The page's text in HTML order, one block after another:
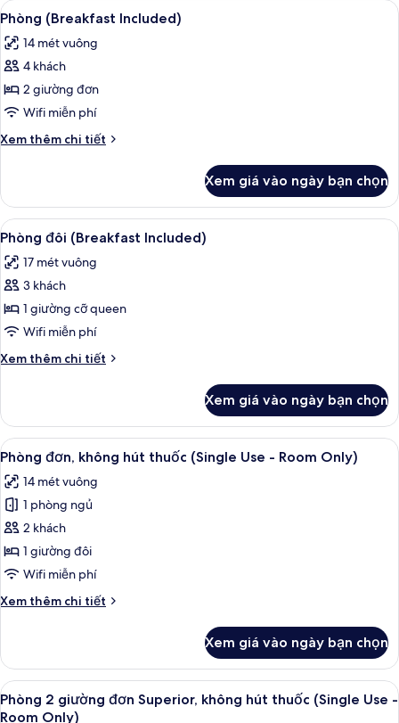
giường
Superior
(Breakfast
Xem
tất
cả
ảnh
Phòng
(Breakfast
Included)
Chăn bông, két bảo mật tại phòng,
5
Phòng (Breakfast Included)
14 mét vuông
4 khách
2 giường đơn
Wifi miễn phí
Xem thêm chi tiết
Chi
Phòng
(Breakfast
Included)
Xem giá vào ngày bạn chọn
Xem
tất
cả
ảnh
Phòng
đôi
(Breakfast
Included)
Chăn bông, két bảo mật tại phòng,
5
Phòng đôi (Breakfast Included)
17 mét vuông
3 khách
1 giường cỡ queen
Wifi miễn phí
Xem thêm chi tiết
Chi
Phòng
đôi
(Breakfast
Included)
Xem giá vào ngày bạn chọn
Xem
tất
cả
ảnh
Phòng
đơn,
không
thuốc
Room
Only)
Chăn bông, két bảo mật tại phòng,
5
Phòng đơn, không hút thuốc (Single Use - Room Only)
14 mét vuông
1 phòng ngủ
2 khách
1 giường đôi
Wifi miễn phí
Xem thêm chi tiết
Chi
Phòng
đơn,
không
hút
Xem giá vào ngày bạn chọn
Xem
tất
Chăn bông, két bảo mật tại phòng,
7
Phòng 2 giường đơn Superior, không hút thuốc (Single Use -
Room Only)